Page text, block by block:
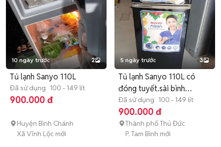
10 ngày trước 2
Tủ lạnh Sanyo 110L
Đã sử dụng 100 - 149 lít
900.000 đ
Huyện Bình Chánh
Xã Vĩnh Lộc mới
5 ngày trước 3
Tủ lạnh Sanyo 110L có
đóng tuyết.sài bình
thường
Đã sử dụng 100 - 149 lít
900.000 đ
Thành phố Thủ Đức
P. Tam Bình mới